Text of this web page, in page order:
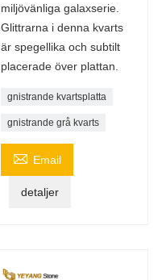
miljövänliga galaxserie.
Glittrarna i denna kvarts
är spegellika och subtilt
placerade över plattan.
gnistrande kvartsplatta
gnistrande grå kvarts
 Email
detaljer